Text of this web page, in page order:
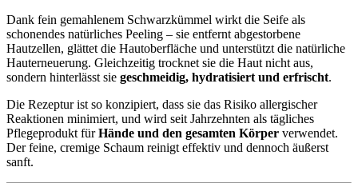
Dank fein gemahlenem Schwarzkümmel wirkt die Seife als
schonendes natürliches Peeling – sie entfernt abgestorbene
Hautzellen, glättet die Hautoberfläche und unterstützt die natürliche
Hauterneuerung. Gleichzeitig trocknet sie die Haut nicht aus,
sondern hinterlässt sie geschmeidig, hydratisiert und erfrischt.
Die Rezeptur ist so konzipiert, dass sie das Risiko allergischer
Reaktionen minimiert, und wird seit Jahrzehnten als tägliches
Pflegeprodukt fürHände und den gesamten Körper verwendet.
Der feine, cremige Schaum reinigt effektiv und dennoch äußerst
sanft.